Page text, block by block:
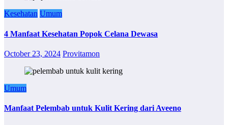
Kesehatan Umum
4 Manfaat Kesehatan Popok Celana Dewasa
October 23, 2024 Provitamon
Umum
Manfaat Pelembab untuk Kulit Kering dari Aveeno